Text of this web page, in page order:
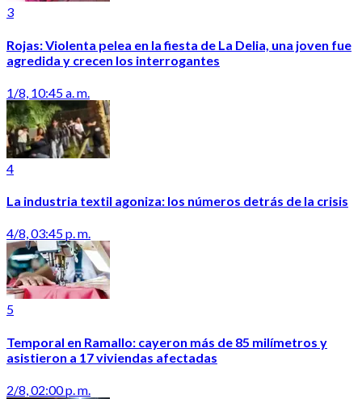
3
Rojas: Violenta pelea en la fiesta de La Delia, una joven fue
agredida y crecen los interrogantes
1/8, 10:45 a. m.
4
La industria textil agoniza: los números detrás de la crisis
4/8, 03:45 p. m.
5
Temporal en Ramallo: cayeron más de 85 milímetros y
asistieron a 17 viviendas afectadas
2/8, 02:00 p. m.